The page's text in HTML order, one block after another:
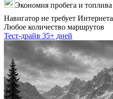
Экономия пробега и топлива
Навигатор не требует Интернета
Любое количество маршрутов
Тест-драйв 35+ дней